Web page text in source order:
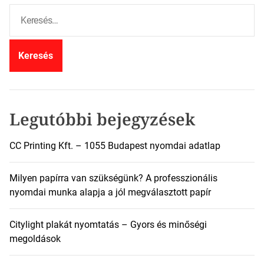
r
Legutóbbi bejegyzések
CC Printing Kft. – 1055 Budapest nyomdai adatlap
Milyen papírra van szükségünk? A professzionális
nyomdai munka alapja a jól megválasztott papír
Citylight plakát nyomtatás – Gyors és minőségi
megoldások